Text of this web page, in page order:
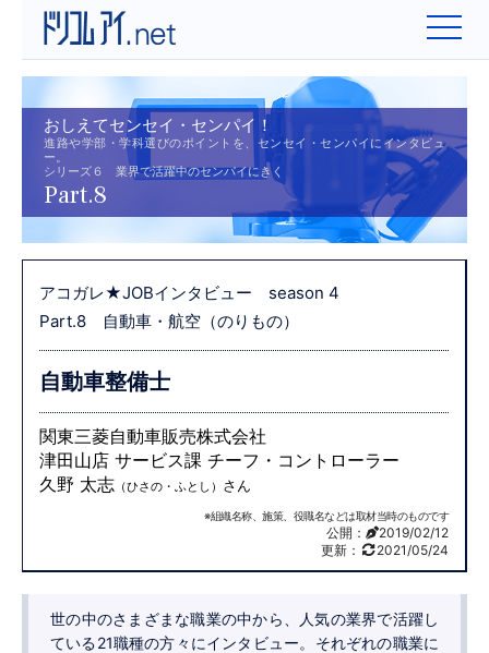
おしえてセンセイ・センパイ！
進路や学部・学科選びのポイントを、センセイ・センパイにインタビュ
ー。
シリーズ６ 業界で活躍中のセンパイにきく
Part.8
アコガレ★JOBインタビュー season 4
Part.8 自動車・航空（のりもの）
自動車整備士
関東三菱自動車販売株式会社
津田山店 サービス課 チーフ・コントローラー
久野 太志 （ひさの・ふとし） さん
※組織名称、施策、役職名などは取材当時のものです
公開：
2019/02/12
更新：
2021/05/24
世の中のさまざまな職業の中から、人気の業界で活躍し
ている21職種の方々にインタビュー。それぞれの職業に